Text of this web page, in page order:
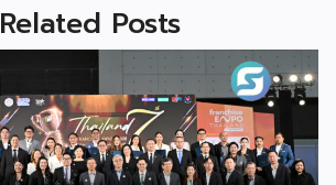
Related Posts